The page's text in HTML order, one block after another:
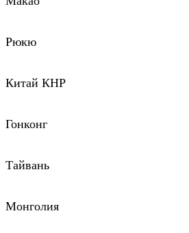
Рюкю
Китай КНР
Гонконг
Тайвань
Монголия